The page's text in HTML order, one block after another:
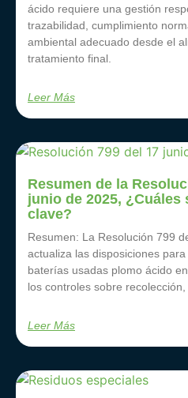
ácido requiere una gestión
trazabilidad, cumplimiento
ambiental adecuado desde el
tratamiento final.
Leer Más
Resumen de la
junio de 2025,
clave?
Resumen: La Resolución 799
actualiza las disposiciones
baterías usadas plomo ácido
los controles sobre recolección,
Leer Más